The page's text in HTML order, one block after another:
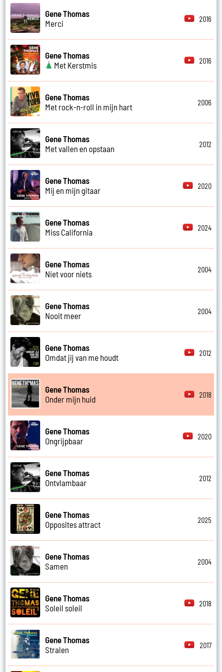
Gene Thomas
Merci
2016
Gene Thomas
Met Kerstmis
2016
Gene Thomas
Met rock-n-roll in mijn hart
2006
Gene Thomas
Met vallen en opstaan
2012
Gene Thomas
Mij en mijn gitaar
2020
Gene Thomas
Miss California
2024
Gene Thomas
Niet voor niets
2004
Gene Thomas
Nooit meer
2004
Gene Thomas
Omdat jij van me houdt
2012
Gene Thomas
Onder mijn huid
2018
Gene Thomas
Ongrijpbaar
2020
Gene Thomas
Ontvlambaar
2012
Gene Thomas
Opposites attract
2025
Gene Thomas
Samen
2004
Gene Thomas
Soleil soleil
2018
Gene Thomas
Stralen
2017